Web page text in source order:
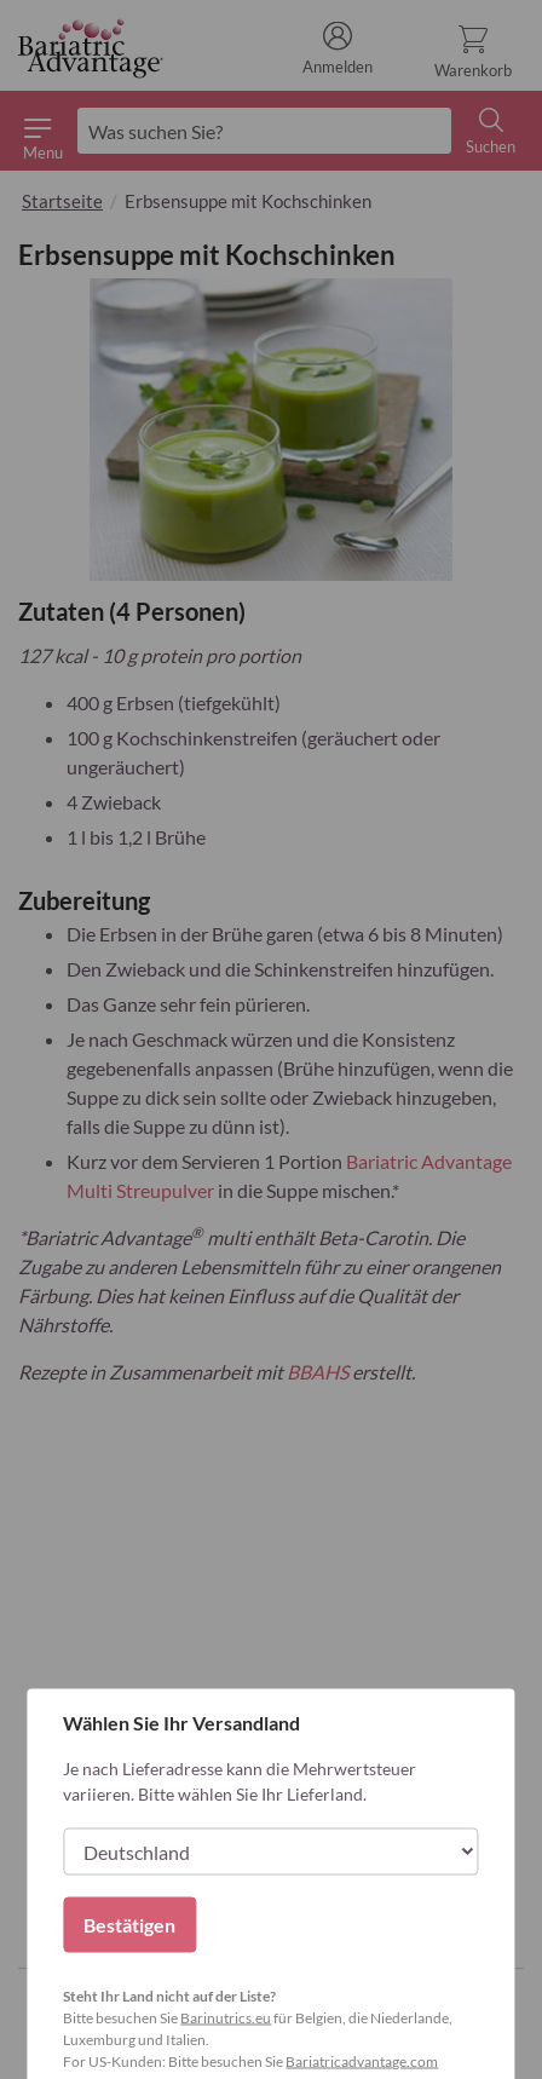
Menu
Suchen
Warenkorb
Anmelden
Startseite Erbsensuppe mit Kochschinken
Erbsensuppe mit Kochschinken
Zutaten (4 Personen)
127 kcal - 10 g protein pro portion
400 g Erbsen (tiefgekühlt)
100 g Kochschinkenstreifen (geräuchert oder
ungeräuchert)
4 Zwieback
1 l bis 1,2 l Brühe
Zubereitung
Die Erbsen in der Brühe garen (etwa 6 bis 8 Minuten)
Den Zwieback und die Schinkenstreifen hinzufügen.
Das Ganze sehr fein pürieren.
Je nach Geschmack würzen und die Konsistenz
gegebenenfalls anpassen (Brühe hinzufügen, wenn die
Suppe zu dick sein sollte oder Zwieback hinzugeben,
falls die Suppe zu dünn ist).
Kurz vor dem Servieren 1 Portion Bariatric Advantage
Multi Streupulver in die Suppe mischen.*
*Bariatric Advantage®multi enthält Beta-Carotin. Die
Zugabe zu anderen Lebensmitteln führ zu einer orangenen
Färbung. Dies hat keinen Einfluss auf die Qualität der
Nährstoffe.
Rezepte in Zusammenarbeit mit BBAHSerstellt.
Warum Bariatric Advantage wählen?
Wählen Sie Ihr Versandland
Je nach Lieferadresse kann die Mehrwertsteuer
variieren. Bitte wählen Sie Ihr Lieferland.
Bestätigen
Steht Ihr Land nicht auf der Liste?
Bitte besuchen Sie Barinutrics.eu für Belgien, die Niederlande,
Luxemburg und Italien.
For US-Kunden: Bitte besuchen Sie Bariatricadvantage.com